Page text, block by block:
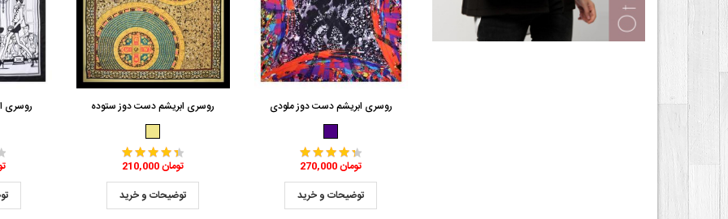
روسری ابریشم دست دوز ملودی
270,000 تومان
توضیحات و خرید
روسری ابریشم دست دوز ستوده
210,000 تومان
توضیحات و خرید
روسری